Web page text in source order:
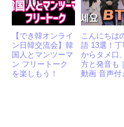
【でき韓オンライ
ン日韓交流会】韓
国人とマンツーマ
ン フリートーク
を楽しもう！
こんにちは
語 13選！丁
からタメ口
方と発音も
動画 音声付